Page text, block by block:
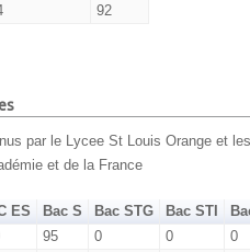
92
par le Lycee St Louis Orange et les
et de la France
ES Bac S Bac STG Bac STI
95 0 0
0